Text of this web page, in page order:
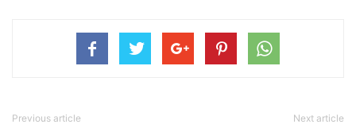
Previous article Next article